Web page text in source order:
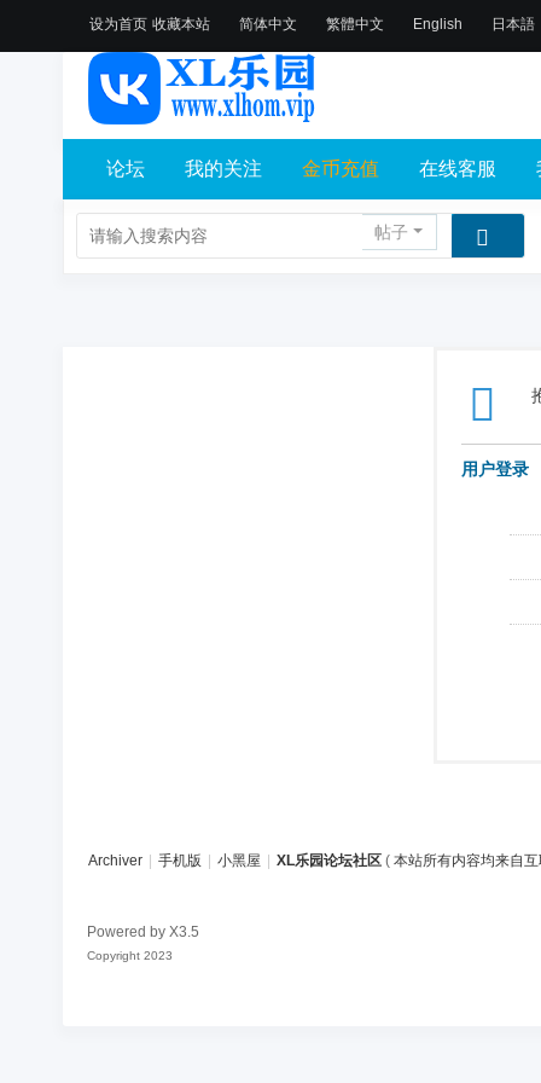
设为首页 收藏本站 简体中文 繁體中文 English 日本語
论坛 我的关注 金币充值 在线客服
帖子
用户登录
Archiver 手机版 小黑屋 XL乐园论坛社区 ( 本站所有内容均来自
Powered by X3.5
Copyright 2023